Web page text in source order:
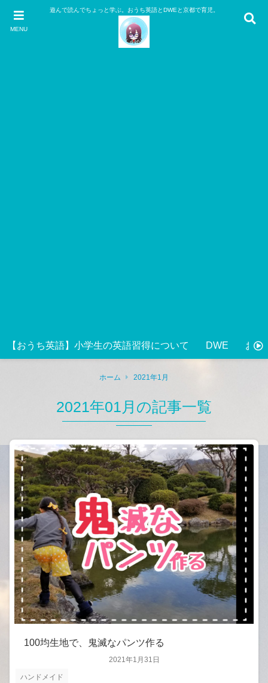
MENU
遊んで読んでちょっと学ぶ。おうち英語とDWEと京都で育児。
【おうち英語】小学生の英語習得について DWE おう
ホーム 2021年1月
2021年01月の記事一覧
ハンドメイド
2021年1月31日
100均生地で、鬼滅なパンツ作る